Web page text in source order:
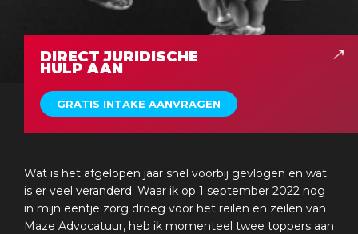
DIRECT JURIDISCHE
HULP AAN
GRATIS INTAKE AANVRAGEN
Wat is het afgelopen jaar snel voorbij gevlogen en wat
is er veel veranderd. Waar ik op 1 september 2022 nog
in mijn eentje zorg droeg voor het reilen en zeilen van
Maze Advocatuur, heb ik momenteel twee toppers aan